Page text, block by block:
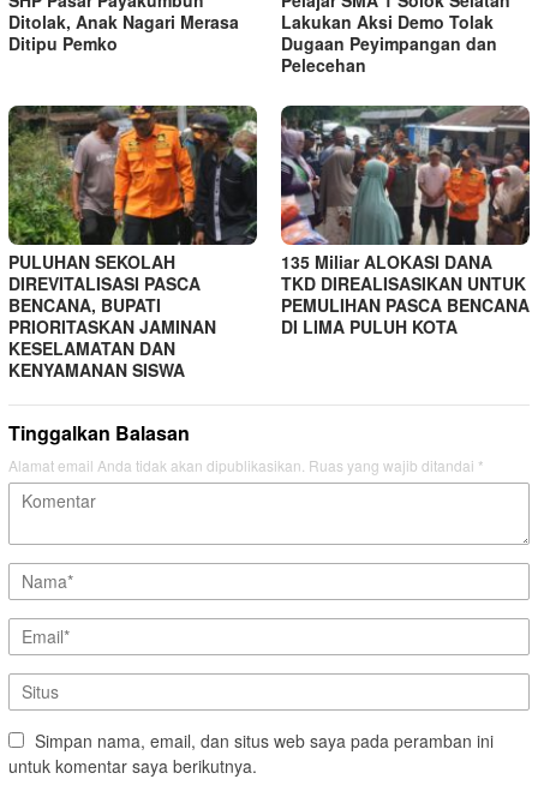
Ditolak, Anak Nagari Merasa
Ditipu Pemko
Lakukan Aksi Demo Tolak
Dugaan Peyimpangan dan
Pelecehan
PULUHAN SEKOLAH
DIREVITALISASI PASCA
BENCANA, BUPATI
PRIORITASKAN JAMINAN
KESELAMATAN DAN
KENYAMANAN SISWA
135 Miliar ALOKASI DANA
TKD DIREALISASIKAN UNTUK
PEMULIHAN PASCA BENCANA
DI LIMA PULUH KOTA
Tinggalkan Balasan
Alamat email Anda tidak akan dipublikasikan. Ruas yang wajib ditandai *
Simpan nama, email, dan situs web saya pada peramban ini
untuk komentar saya berikutnya.